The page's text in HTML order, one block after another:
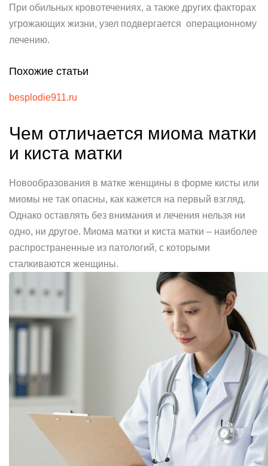
При обильных кровотечениях, а также других факторах
угрожающих жизни, узел подвергается операционному
лечению.
Похожие статьи
besplodie911.ru
Чем отличается миома матки
и киста матки
Новообразования в матке женщины в форме кисты или
миомы не так опасны, как кажется на первый взгляд.
Однако оставлять без внимания и лечения нельзя ни
одно, ни другое. Миома матки и киста матки – наиболее
распространенные из патологий, с которыми
сталкиваются женщины.